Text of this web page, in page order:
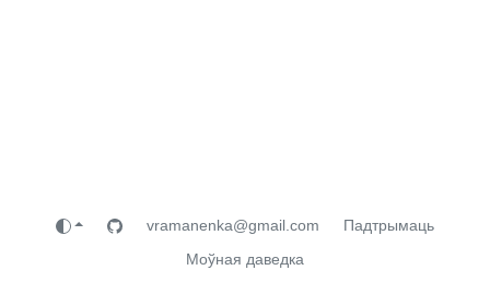
vramanenka@gmail.com
Падтрымаць
Моўная даведка